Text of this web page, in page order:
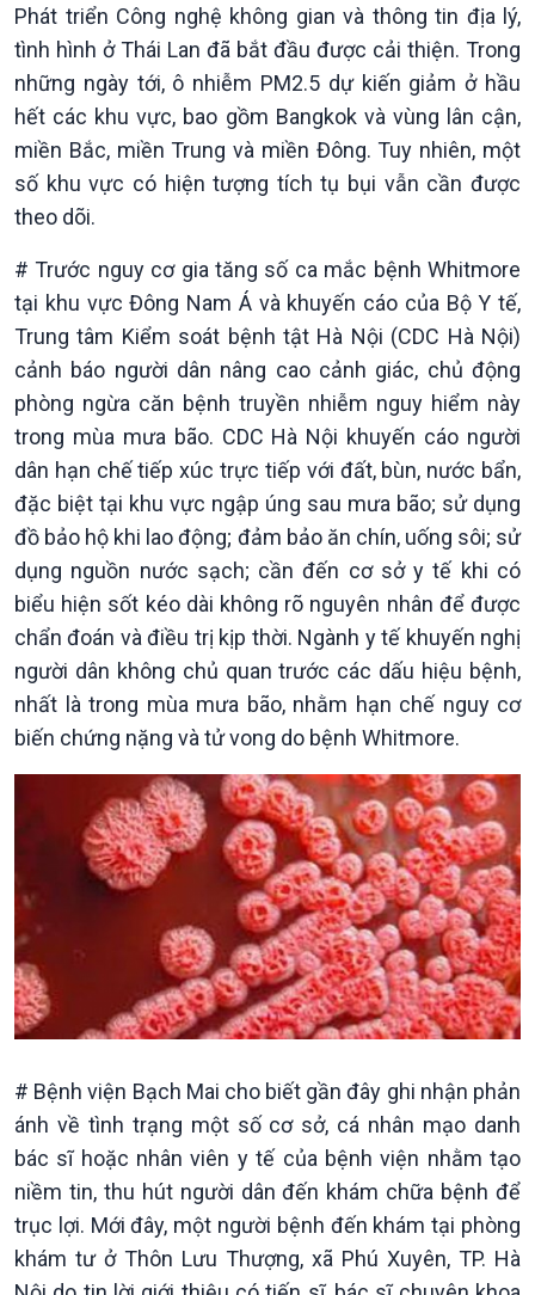
Chính trị
Tin Chính trị
Chính phủ với người dân
Quốc hội với cử tri
Xây dựng đảng
Đảng trong cuộc sống
Nhận diện sự thật
Pháp luật và đời sống
Thế giới
Tin thế giới
Vấn đề quốc tế
Hồ sơ sự kiện quốc tế
Thế giới & Việt Nam
Biên cương - Một dải vững
bền
Kinh tế
Trước giờ mở cửa
Dòng chảy Kinh tế
Sức sống hàng Việt
Khởi nghiệp
Tuyên chiến với gian lận
thương mại
Nông nghiệp & Biển đảo
đảo
Mùa vàng
Biển đảo Việt Nam
Tâm tình biên giới và hải
đảo
Tìm hiểu biển, đảo Việt
Nam
Phát triển Công nghệ không gian và thông tin địa lý,
tình hình ở Thái Lan đã bắt đầu được cải thiện. Trong
những ngày tới, ô nhiễm PM2.5 dự kiến giảm ở hầu
hết các khu vực, bao gồm Bangkok và vùng lân cận,
miền Bắc, miền Trung và miền Đông. Tuy nhiên, một
số khu vực có hiện tượng tích tụ bụi vẫn cần được
theo dõi.
# Trước nguy cơ gia tăng số ca mắc bệnh Whitmore
tại khu vực Đông Nam Á và khuyến cáo của Bộ Y tế,
Trung tâm Kiểm soát bệnh tật Hà Nội (CDC Hà Nội)
cảnh báo người dân nâng cao cảnh giác, chủ động
phòng ngừa căn bệnh truyền nhiễm nguy hiểm này
trong mùa mưa bão. CDC Hà Nội khuyến cáo người
dân hạn chế tiếp xúc trực tiếp với đất, bùn, nước bẩn,
đặc biệt tại khu vực ngập úng sau mưa bão; sử dụng
đồ bảo hộ khi lao động; đảm bảo ăn chín, uống sôi; sử
dụng nguồn nước sạch; cần đến cơ sở y tế khi có
biểu hiện sốt kéo dài không rõ nguyên nhân để được
chẩn đoán và điều trị kịp thời. Ngành y tế khuyến nghị
người dân không chủ quan trước các dấu hiệu bệnh,
nhất là trong mùa mưa bão, nhằm hạn chế nguy cơ
biến chứng nặng và tử vong do bệnh Whitmore.
# Bệnh viện Bạch Mai cho biết gần đây ghi nhận phản
ánh về tình trạng một số cơ sở, cá nhân mạo danh
bác sĩ hoặc nhân viên y tế của bệnh viện nhằm tạo
niềm tin, thu hút người dân đến khám chữa bệnh để
trục lợi. Mới đây, một người bệnh đến khám tại phòng
khám tư ở Thôn Lưu Thượng, xã Phú Xuyên, TP. Hà